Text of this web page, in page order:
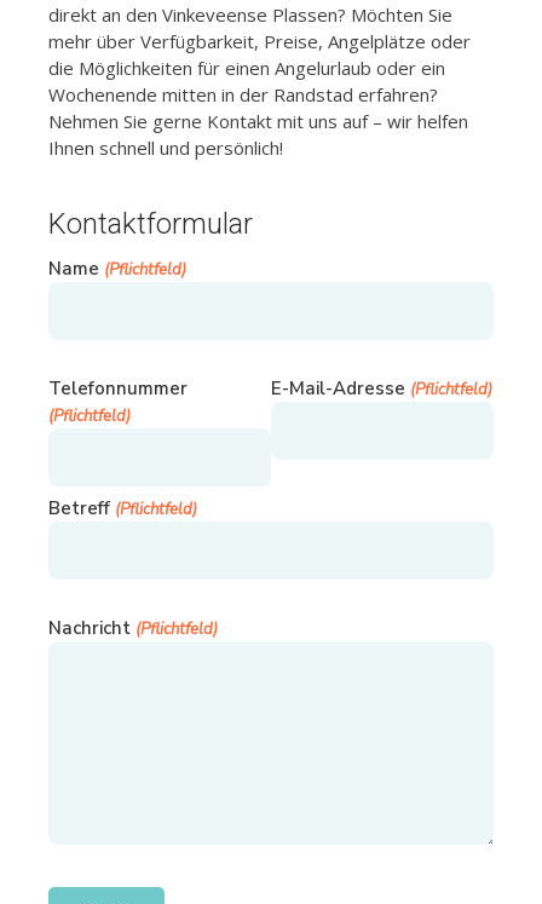
direkt an den Vinkeveense Plassen? Möchten Sie
mehr über Verfügbarkeit, Preise, Angelplätze oder
die Möglichkeiten für einen Angelurlaub oder ein
Wochenende mitten in der Randstad erfahren?
Nehmen Sie gerne Kontakt mit uns auf – wir helfen
Ihnen schnell und persönlich!
Kontaktformular
Name (Pflichtfeld)
Telefonnummer
(Pflichtfeld)
E-Mail-Adresse (Pflichtfeld)
Betreff (Pflichtfeld)
Nachricht (Pflichtfeld)